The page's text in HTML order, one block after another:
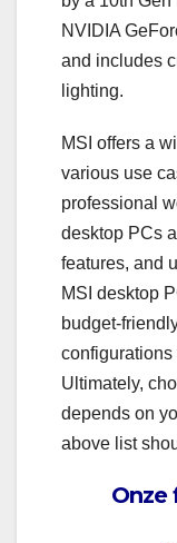
NVIDIA
and includes
lighting.
MSI offers a
various use
professional
desktop PCs
features, and
MSI desktop
budget-
configurations
Ultimately,
depends on
above list
Onze